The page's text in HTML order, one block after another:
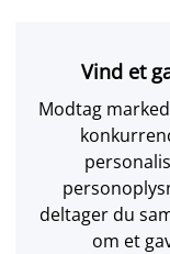
Vind et
Modtag
deltager du
om et